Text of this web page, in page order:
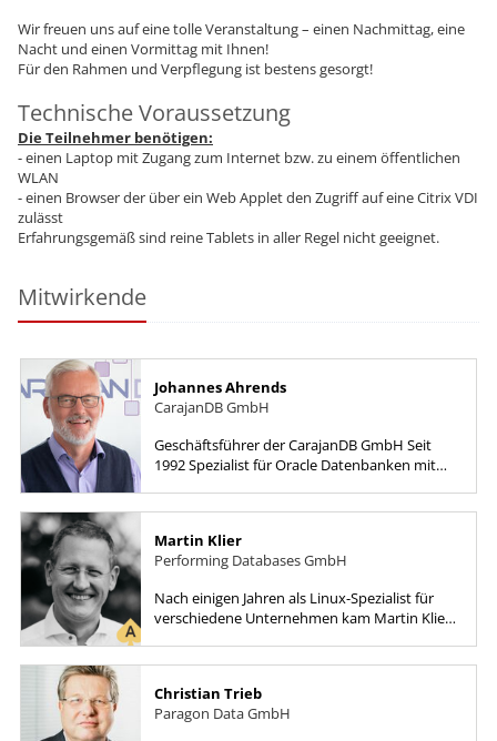
Wir freuen uns auf eine tolle Veranstaltung – einen Nachmittag, eine
Nacht und einen Vormittag mit Ihnen!
Für den Rahmen und Verpflegung ist bestens gesorgt!
Technische Voraussetzung
Die Teilnehmer benötigen:
- einen Laptop mit Zugang zum Internet bzw. zu einem öffentlichen
WLAN
- einen Browser der über ein Web Applet den Zugriff auf eine Citrix VDI
zulässt
Erfahrungsgemäß sind reine Tablets in aller Regel nicht geeignet.
Mitwirkende
Johannes Ahrends
CarajanDB GmbH
Geschäftsführer der CarajanDB GmbH Seit
1992 Spezialist für Oracle Datenbanken mit
Martin Klier
Performing Databases GmbH
Nach einigen Jahren als Linux-Spezialist für
verschiedene Unternehmen kam Martin Klier
Christian Trieb
Paragon Data GmbH